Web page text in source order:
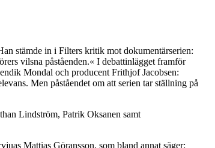
stämde in i Filters kritik mot dokumentärserien:
vilsna påståenden.« I debattinlägget framför
Mondal och producent Frithjof Jacobsen:
Men påståendet om att serien tar ställning på
Lindström, Patrik Oksanen samt
Mattias Göransson, som bland annat säger: